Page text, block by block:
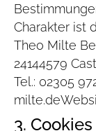
Charakter ist
Theo Milte
24144579
Tel.: 02305
milte.de
3. Cookies